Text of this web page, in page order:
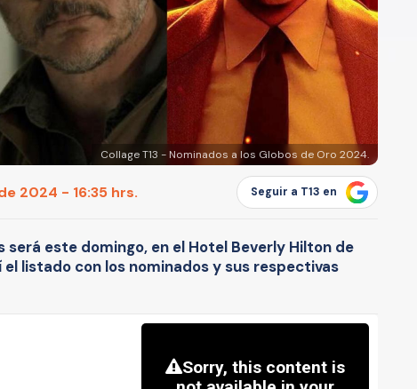
Collage T13 - Nominados a los Globos de Oro 2024.
2024 - 16:35 hrs. Seguir a T13 en
será este domingo, en el Hotel Beverly Hilton de
el listado con los nominados y sus respectivas